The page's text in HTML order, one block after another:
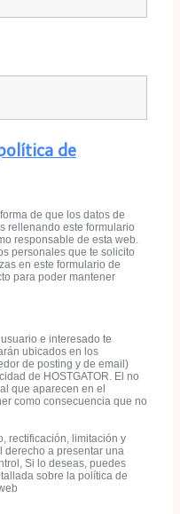
de
de que los datos de
rellenando este formulario
responsable de esta web.
personales que te solicito
en este formulario de
para poder mantener
e interesado te
ubicados en los
de posting y de email)
de HOSTGATOR. El no
que aparecen en el
como consecuencia que no
rectificación, limitación y
derecho a presentar una
Si lo deseas, puedes
sobre la política de